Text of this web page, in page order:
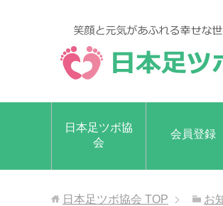
日本足ツボ協
会
会員登録
日本足ツボ協会 TOP お